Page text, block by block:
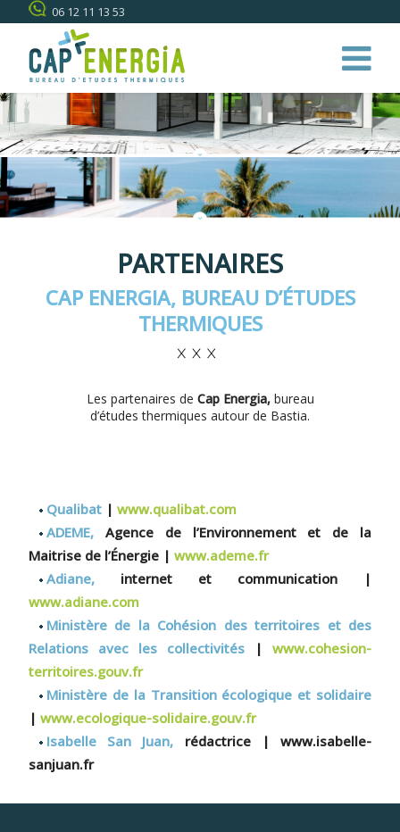
06 12 11 13 53
PARTENAIRES
CAP ENERGIA, BUREAU D’ÉTUDES
THERMIQUES
Les partenaires de Cap Energia,bureau
d’études thermiques autour de Bastia.
Qualibat | www.qualibat.com
ADEME, Agence de l’Environnement et de la
Maitrise de l’Énergie | www.ademe.fr
Adiane, internet et communication |
www.adiane.com
Ministère de la Cohésion des territoires et des
Relations avec les collectivités | www.cohesion-
territoires.gouv.fr
Ministère de la Transition écologique et solidaire
| www.ecologique-solidaire.gouv.fr
Isabelle San Juan, rédactrice | www.isabelle-
sanjuan.fr